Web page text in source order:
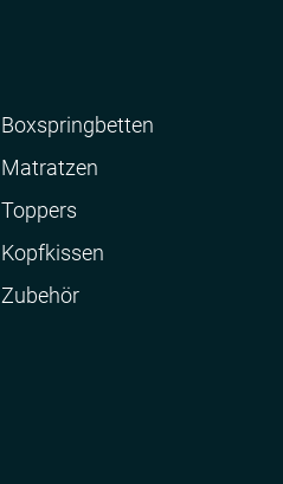
Boxspringbetten
Matratzen
Toppers
Kopfkissen
Zubehör